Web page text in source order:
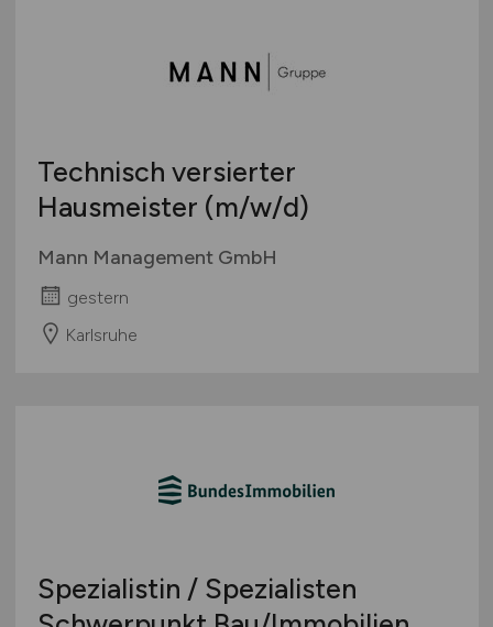
Technisch versierter
Hausmeister (m/w/d)
Mann Management GmbH
gestern
Karlsruhe
Spezialistin / Spezialisten